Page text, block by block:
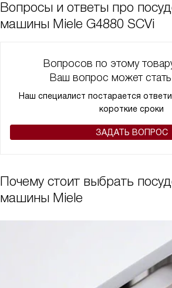
Вопросы и ответы про
машины Miele G4880 SCVi
Вопросов по этому
Ваш вопрос может
Наш специалист постарается
короткие сроки
ЗАДАТЬ ВОПРОС
Почему стоит выбрать
машины Miele